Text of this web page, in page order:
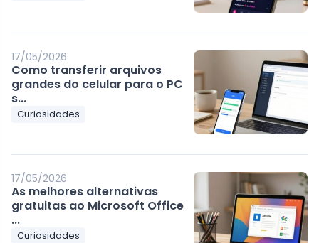
17/05/2026
Como transferir arquivos
grandes do celular para o PC
s...
Curiosidades
17/05/2026
As melhores alternativas
gratuitas ao Microsoft Office
...
Curiosidades